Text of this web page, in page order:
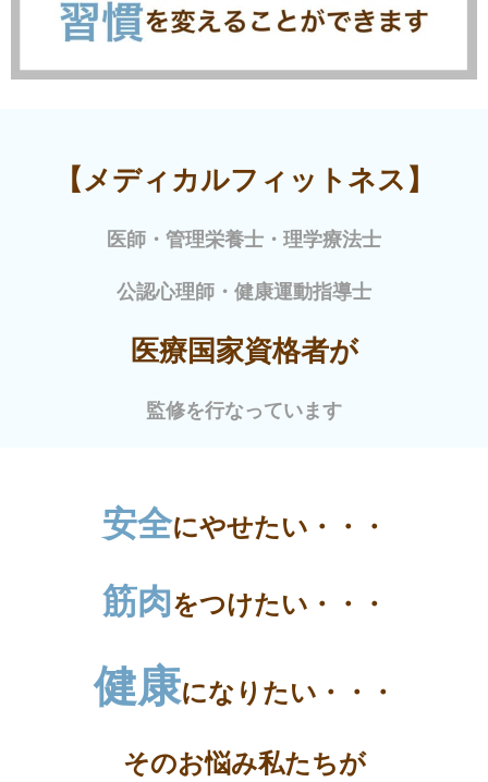
【メディカルフィットネス】
医師・管理栄養士・理学療法士
公認心理師・健康運動指導士
医療国家資格者が
監修を行なっています
安全にやせたい・・・
筋肉をつけたい・・・
健康になりたい・・・
そのお悩み私たちが